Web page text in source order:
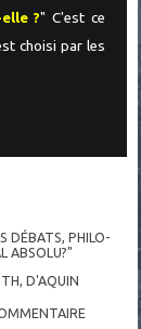
?" C'est ce
choisi par les
DÉBATS ,PHILO-
ABSOLU?"
,D'AQUIN